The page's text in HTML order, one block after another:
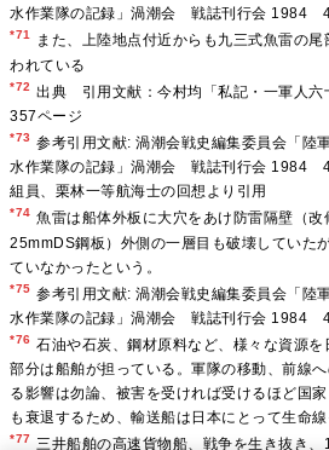
水作業隊の記録」渦潮会 戦誌刊行会 1984
*71
また、上陸地点付近からも九三式魚雷の
われている
*72 出典 引用文献：今村均「私記・一軍人六
357ページ
*73 参考引用文献: 渦潮会戦史編集委員会「陸
水作業隊の記録」渦潮会 戦誌刊行会 1984
組員、栗林一等航海士の回想より引用
*74 魚雷は船体外板に大穴をあけ防雷隔壁（
25mmDS鋼板）外側の一層目も破壊していた
ていなかったという。
*75 参考引用文献: 渦潮会戦史編集委員会「陸
水作業隊の記録」渦潮会 戦誌刊行会 1984
*76 石油や石炭、鋼材原料など、様々な資源
部分は船舶が担っている。軍隊の移動、前線
る影響は勿論、被害を受ければ受けるほど国
も衰退するため、輸送船は日本にとって生命線
*77 三井船舶の高速貨物船、戦争を生き抜き